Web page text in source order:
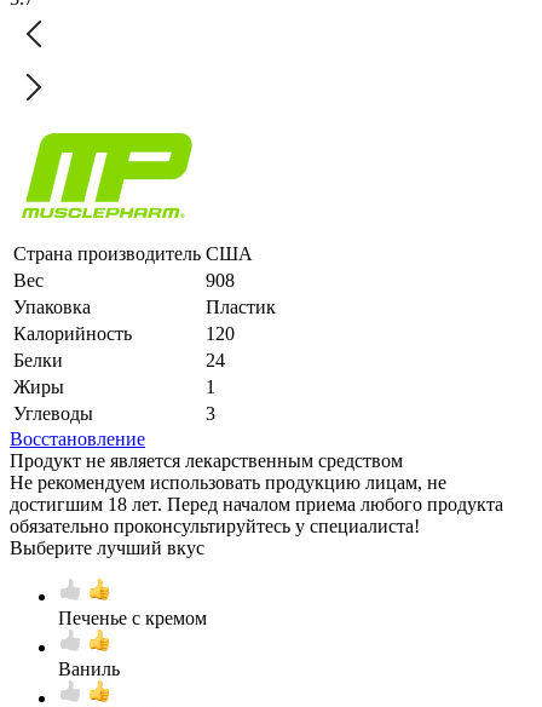
Страна производитель США
Вес
908
Упаковка
Пластик
Калорийность
120
Белки
24
Жиры
1
Углеводы
3
Восстановление
Продукт не является лекарственным средством
Не рекомендуем использовать продукцию лицам, не
достигшим 18 лет. Перед началом приема любого продукта
обязательно проконсультируйтесь у специалиста!
Выберите лучший вкус
Печенье с кремом
Ваниль